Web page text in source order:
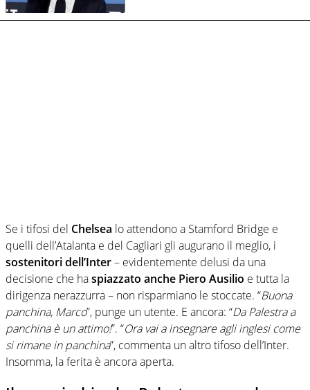
Se i tifosi del Chelsea lo attendono a Stamford Bridge e
quelli dell’Atalanta e del Cagliari gli augurano il meglio, i
sostenitori dell’Inter– evidentemente delusi da una
decisione che haspiazzato anche Piero Ausilio e tutta la
dirigenza nerazzurra – non risparmiano le stoccate. “Buona
panchina, Marco”, punge un utente. E ancora: “Da Palestra a
panchina è un attimo!”. “Ora vai a insegnare agli inglesi come
si rimane in panchina”, commenta un altro tifoso dell’Inter.
Insomma, la ferita è ancora aperta.